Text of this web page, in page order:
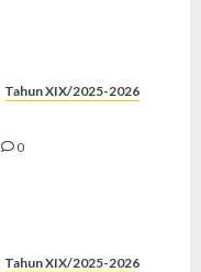
Tahun XIX/2025-2026
0
Tahun XIX/2025-2026